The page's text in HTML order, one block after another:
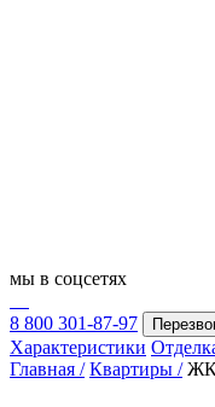
мы в соцсетях
8 800 301-87-97
Характеристики
Главная / Квартиры / ЖК